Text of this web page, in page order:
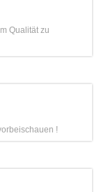
Qualität zu
!